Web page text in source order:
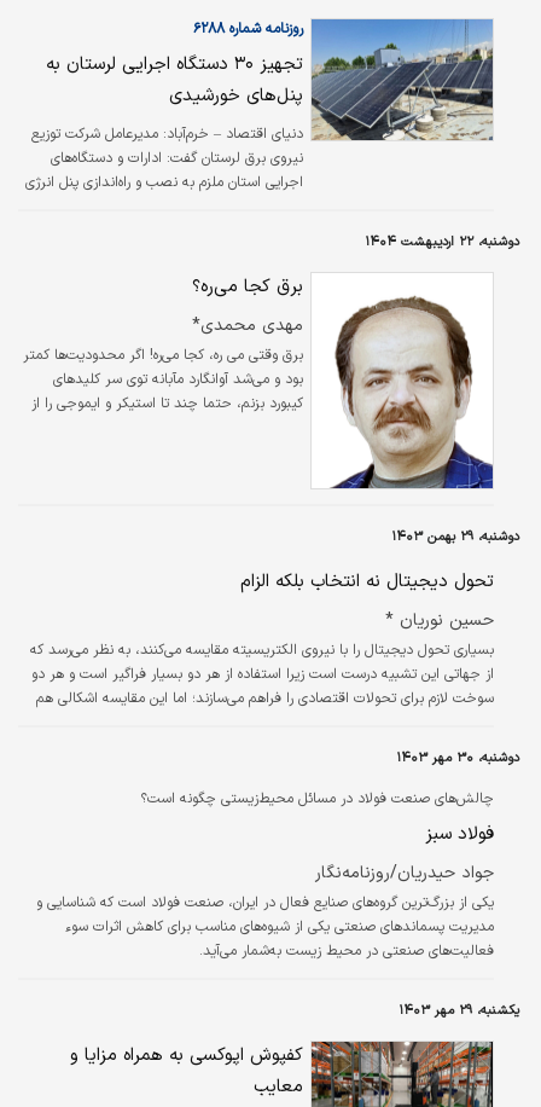
روزنامه شماره ۶۲۸۸
تجهیز ۳۰ دستگاه اجرایی لرستان به
پنل­‌های خورشیدی
دنیای اقتصاد – خرم‌­آباد: مدیرعامل شرکت توزیع
نیروی برق لرستان گفت: ادارات و دستگاه‌های
اجرایی استان ملزم به نصب و راه‌اندازی پنل انرژی
دوشنبه، ۲۲ اردیبهشت ۱۴۰۴
برق کجا می‌ره؟
مهدی محمدی*
برق وقتی می ره، کجا می‌ره! اگر محدودیت‌ها کمتر
بود و می‌شد آوانگارد مآبانه توی سر کلیدهای
کیبورد بزنم، حتما چند تا استیکر و ایموجی را از
کجا می‌رود؟ پاسخ این است: اشتباه می‌پرسید،
برق جایی نمی‌رود، آخر این جریان زندگی بخشِ
دوشنبه، ۲۹ بهمن ۱۴۰۳
تحول دیجیتال نه انتخاب بلکه الزام
حسین نوریان *
بسیاری تحول دیجیتال را با نیروی الکتریسیته مقایسه می‌کنند، به نظر می‌رسد که
از جهاتی این تشبیه درست است زیرا استفاده از هر دو بسیار فراگیر است و هر دو
سوخت لازم برای تحولات اقتصادی را فراهم می‌سازند؛ اما این مقایسه اشکالی هم
ازهم‌گسیختگی در صنایع مختلف و ایجاد دگرگونی در فنّاوری‌ها، فرایندها و
محصولات برخوردار نیست اما قابلیت‌های تحول دیجیتال چه امروز و چه فردا منشا
تغییرات بسیار بزرگ در اغلب بازارها و صنایع خواهد بود،…
دوشنبه، ۳۰ مهر ۱۴۰۳
چالش‌های صنعت فولاد در مسائل محیط‌زیستی چگونه است؟
فولاد سبز
جواد حیدریان/روزنامه‌نگار
یکی از بزرگ‌ترین گروه‌های صنایع فعال در ایران، صنعت فولاد است که شناسایی و
مدیریت پسماندهای صنعتی یکی از شیوه‌های مناسب برای کاهش اثرات سوء
فعالیت‌های صنعتی در محیط زیست به‌شمار می‌آید.
یکشنبه، ۲۹ مهر ۱۴۰۳
کفپوش اپوکسی به همراه مزایا و
معایب